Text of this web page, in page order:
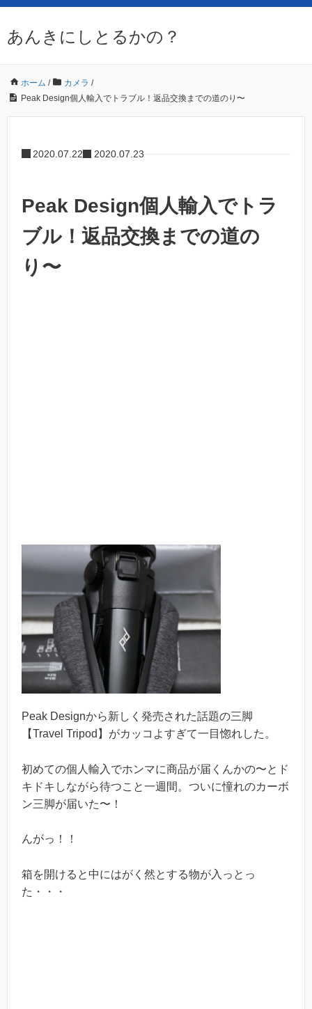
あんきにしとるかの？
ホーム / カメラ /
Peak Design個人輸入でトラブル！返品交換までの道のり〜
2020.07.22 2020.07.23
Peak Design個人輸入でトラ
ブル！返品交換までの道の
り〜
Peak Designから新しく発売された話題の三脚
【Travel Tripod】がカッコよすぎて一目惚れした。
初めての個人輸入でホンマに商品が届くんかの〜とド
キドキしながら待つこと一週間。ついに憧れのカーボ
ン三脚が届いた〜！
んがっ！！
箱を開けると中にはがく然とする物が入っとっ
た・・・